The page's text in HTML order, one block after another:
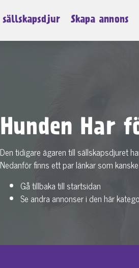
Skapa annons
Hunden Har
Den tidigare ägaren till sällskapsdjuret
Nedanför finns ett par länkar som
Gå tillbaka till startsidan
Se andra annonser i den här